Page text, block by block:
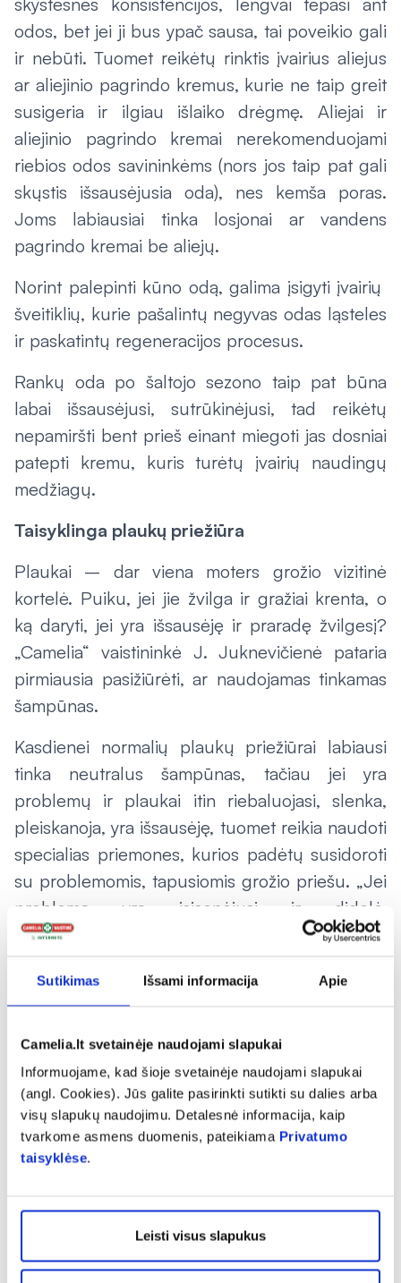
Sutikimas Išsami informacija Apie
Camelia.lt svetainėje naudojami slapukai
Informuojame, kad šioje svetainėje naudojami slapukai
(angl. Cookies). Jūs galite pasirinkti sutikti su dalies arba
visų slapukų naudojimu. Detalesnė informacija, kaip
tvarkome asmens duomenis, pateikiama Privatumo
taisyklėse.
Leisti visus slapukus
odos, bet jei ji bus ypač sausa, tai poveikio gali
ir nebūti. Tuomet reikėtų rinktis įvairius aliejus
ar aliejinio pagrindo kremus, kurie ne taip greit
susigeria ir ilgiau išlaiko drėgmę. Aliejai ir
aliejinio pagrindo kremai nerekomenduojami
riebios odos savininkėms (nors jos taip pat gali
skųstis išsausėjusia oda), nes kemša poras.
Joms labiausiai tinka losjonai ar vandens
pagrindo kremai be aliejų.
Norint palepinti kūno odą, galima įsigyti įvairių
šveitiklių, kurie pašalintų negyvas odas ląsteles
ir paskatintų regeneracijos procesus.
Rankų oda po šaltojo sezono taip pat būna
labai išsausėjusi, sutrūkinėjusi, tad reikėtų
nepamiršti bent prieš einant miegoti jas dosniai
patepti kremu, kuris turėtų įvairių naudingų
medžiagų.
Taisyklinga plaukų priežiūra
Plaukai – dar viena moters grožio vizitinė
kortelė. Puiku, jei jie žvilga ir gražiai krenta, o
ką daryti, jei yra išsausėję ir praradę žvilgesį?
„Camelia“ vaistininkė J. Juknevičienė pataria
pirmiausia pasižiūrėti, ar naudojamas tinkamas
šampūnas.
Kasdienei normalių plaukų priežiūrai labiausi
tinka neutralus šampūnas, tačiau jei yra
problemų ir plaukai itin riebaluojasi, slenka,
pleiskanoja, yra išsausėję, tuomet reikia naudoti
specialias priemones, kurios padėtų susidoroti
su problemomis, tapusiomis grožio priešu. „Jei
problema yra įsisenėjusi ir didelė,
rekomenduojama naudoti dermatologinius
juos reikia naudoti tol, kol išspręsite problemą.
trečią ar ketvirtą plovimą. Kartais moterims
būna sunku išsirinkti šampūną, tuomet tikslinga
pagalbos prašyti pas vaistininką. Tik reikia
žinoti, kokio efekto siekiama ar kokias
problemas norima išspręsti. Nuo to priklauso
„Camelia“ vaistininkė.
Išplovus plaukus su jiems tinkamu šampūnu,